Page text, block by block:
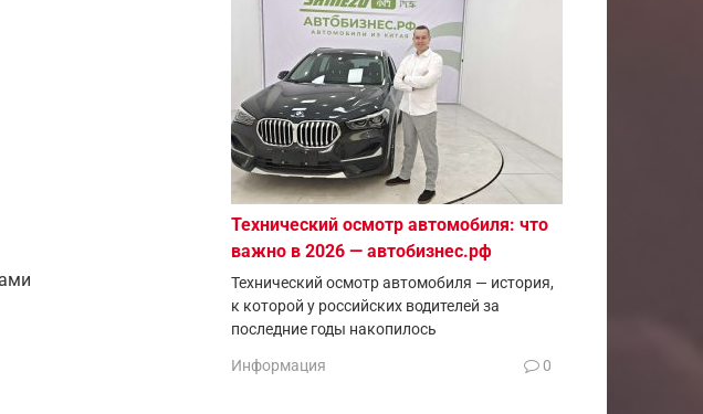
Технический осмотр автомобиля: что
важно в 2026 — автобизнес.рф
Технический осмотр автомобиля — история,
к которой у российских водителей за
последние годы накопилось
Информация 0